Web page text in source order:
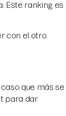
Este ranking es
con el otro.
que más se
para dar